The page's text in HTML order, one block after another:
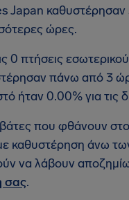
Japan καθυστέρησαν
ώρες.
0 πτήσεις
πάνω από 3
ήταν 0.00% για τις
που φθάνουν
καθυστέρηση άνω
να λάβουν
σας.